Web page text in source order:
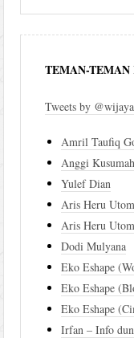
TEMAN-
Tweets by
Amril Taufiq
Anggi Kusumah
Yulef Dian
Aris Heru
Aris Heru
Dodi Mulyana
Eko Eshape
Eko Eshape
Eko Eshape
Irfan – Info